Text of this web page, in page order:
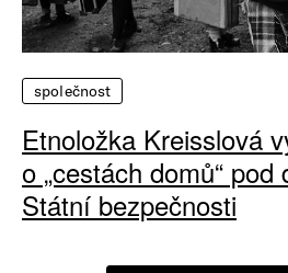
společnost
Etnoložka Kreisslová
o „cestách domů“ pod
Státní bezpečnosti